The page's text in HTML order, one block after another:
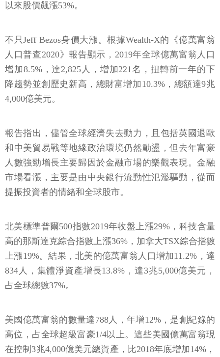
以來股價飆漲53%。
不只Jeff Bezos身價大漲。根據Wealth-X的《億萬富翁
人口普查2020》報告顯示，2019年全球億萬富翁人口
增加8.5%，達2,825人，增加221名，扭轉前一年的下
降趨勢並創歷史新高，總財富增加10.3%，總額達9兆
4,000億美元。
報告指出，儘管全球經濟失去動力，且包括英國退歐
和中美貿易戰等地緣政治環境仍然動盪，但去年富豪
人數強勁增長主要歸因於金融市場的樂觀表現。金融
市場看漲，主要是由中央銀行流動性氾濫驅動，從而
提振投資者的情緒和全球股市。
北美標準普爾500指數2019年收盤上漲29%，科技含量
高的那斯達克綜合指數上漲36%，加拿大TSX綜合指數
上漲19%。結果，北美的億萬富翁人口增加11.2%，達
834人，集體淨資產增長13.8%，達3兆5,000億美元，
占全球總數37%。
美國億萬富翁的數量達788人，年增12%，是創紀錄的
高位，占全球超級富豪1/4以上。這些美國億萬富翁現
在控制3兆4,000億美元總資產，比2018年底增加14%，